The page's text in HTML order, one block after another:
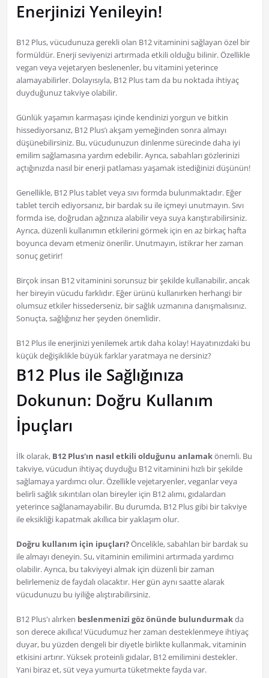
Enerjinizi Yenileyin!
B12 Plus, vücudunuza gerekli olan B12 vitaminini sağlayan özel bir
formüldür. Enerji seviyenizi artırmada etkili olduğu bilinir. Özellikle
vegan veya vejetaryen beslenenler, bu vitamini yeterince
alamayabilirler. Dolayısıyla, B12 Plus tam da bu noktada ihtiyaç
duyduğunuz takviye olabilir.
Günlük yaşamın karmaşası içinde kendinizi yorgun ve bitkin
hissediyorsanız, B12 Plus’ı akşam yemeğinden sonra almayı
düşünebilirsiniz. Bu, vücudunuzun dinlenme sürecinde daha iyi
emilim sağlamasına yardım edebilir. Ayrıca, sabahları gözlerinizi
açtığınızda nasıl bir enerji patlaması yaşamak istediğinizi düşünün!
Genellikle, B12 Plus tablet veya sıvı formda bulunmaktadır. Eğer
tablet tercih ediyorsanız, bir bardak su ile içmeyi unutmayın. Sıvı
formda ise, doğrudan ağzınıza alabilir veya suya karıştırabilirsiniz.
Ayrıca, düzenli kullanımın etkilerini görmek için en az birkaç hafta
boyunca devam etmeniz önerilir. Unutmayın, istikrar her zaman
sonuç getirir!
Birçok insan B12 vitaminini sorunsuz bir şekilde kullanabilir, ancak
her bireyin vücudu farklıdır. Eğer ürünü kullanırken herhangi bir
olumsuz etkiler hissederseniz, bir sağlık uzmanına danışmalısınız.
Sonuçta, sağlığınız her şeyden önemlidir.
B12 Plus ile enerjinizi yenilemek artık daha kolay! Hayatınızdaki bu
küçük değişiklikle büyük farklar yaratmaya ne dersiniz?
B12 Plus ile Sağlığınıza
Dokunun: Doğru Kullanım
İpuçları
İlk olarak, B12 Plus'ın nasıl etkili olduğunu anlamakönemli. Bu
takviye, vücudun ihtiyaç duyduğu B12 vitaminini hızlı bir şekilde
sağlamaya yardımcı olur. Özellikle vejetaryenler, veganlar veya
belirli sağlık sıkıntıları olan bireyler için B12 alımı, gıdalardan
yeterince sağlanamayabilir. Bu durumda, B12 Plus gibi bir takviye
ile eksikliği kapatmak akıllıca bir yaklaşım olur.
Doğru kullanım için ipuçları?Öncelikle, sabahları bir bardak su
ile almayı deneyin. Su, vitaminin emilimini artırmada yardımcı
olabilir. Ayrıca, bu takviyeyi almak için düzenli bir zaman
belirlemeniz de faydalı olacaktır. Her gün aynı saatte alarak
vücudunuzu bu iyiliğe alıştırabilirsiniz.
B12 Plus'ı alırken beslenmenizi göz önünde bulundurmakda
son derece akıllıca! Vücudumuz her zaman desteklenmeye ihtiyaç
duyar, bu yüzden dengeli bir diyetle birlikte kullanmak, vitaminin
etkisini artırır. Yüksek proteinli gıdalar, B12 emilimini destekler.
Yani biraz et, süt veya yumurta tüketmekte fayda var.